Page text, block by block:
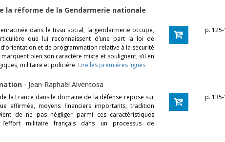
la réforme de la Gendarmerie nationale
dans le tissu social, la gendarmerie occupe,
que lui reconnaissent d’une part la loi de
et de programmation relative à la sécurité
bien son caractère mixte et soulignent, s’il en
militaire et policière. Lire les premières lignes
p.
- Jean-Raphaël Alventosa
la France dans le domaine de la défense repose sur
affirmée, moyens financiers importants, tradition
de ne pas négliger parmi ces caractéristiques
militaire français dans un processus de
p.